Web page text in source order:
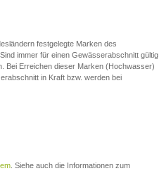
festgelegte Marken des
immer für einen Gewässerabschnitt gültig.
Bei Erreichen dieser Marken (Hochwasser)
in Kraft bzw. werden bei
. Siehe auch die Informationen zum